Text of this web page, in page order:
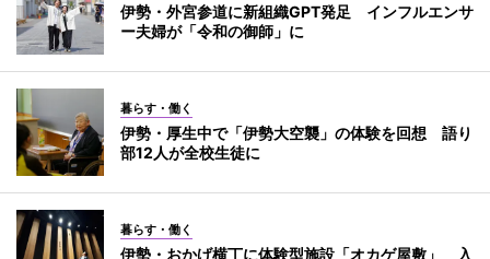
伊勢・外宮参道に新組織GPT発足 インフルエンサ
ー夫婦が「令和の御師」に
暮らす・働く
伊勢・厚生中で「伊勢大空襲」の体験を回想 語り
部12人が全校生徒に
暮らす・働く
伊勢・おかげ横丁に体験型施設「オカゲ屋敷」 入